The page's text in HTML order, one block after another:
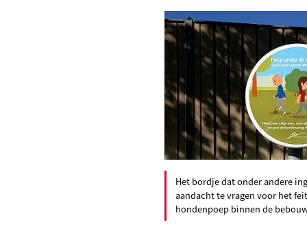
Het bordje dat onder andere
aandacht te vragen voor het
hondenpoep binnen de